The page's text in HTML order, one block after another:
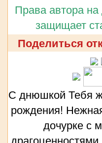
Права автора
защищает
Поделиться
С днюшкой Тебя
рождения!
дочурке с